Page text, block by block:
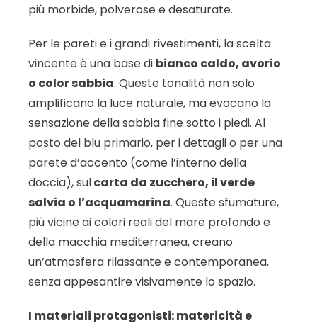
più morbide, polverose e desaturate.
Per le pareti e i grandi rivestimenti, la scelta
vincente è una base di bianco caldo, avorio
o color sabbia. Queste tonalità non solo
amplificano la luce naturale, ma evocano la
sensazione della sabbia fine sotto i piedi. Al
posto del blu primario, per i dettagli o per una
parete d’accento (come l’interno della
doccia), sulcarta da zucchero, il verde
salvia o l’acquamarina. Queste sfumature,
più vicine ai colori reali del mare profondo e
della macchia mediterranea, creano
un’atmosfera rilassante e contemporanea,
senza appesantire visivamente lo spazio.
I materiali protagonisti: matericità e